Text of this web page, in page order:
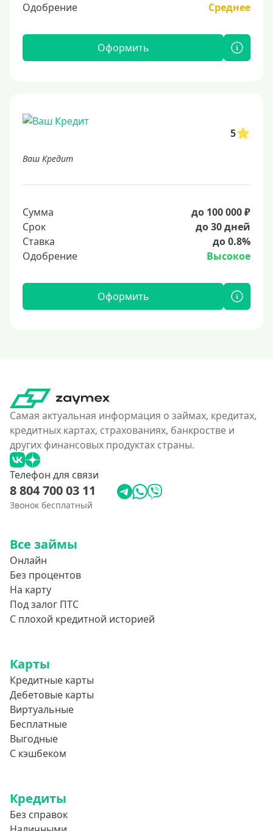
Одобрение
Среднее
Оформить
5
Ваш Кредит
Сумма
до 100 000 ₽
Срок
до 30 дней
Ставка
до 0.8%
Одобрение
Высокое
Оформить
Самая актуальная информация о займах, кредитах,
кредитных картах, страхованиях, банкростве и
других финансовых продуктах страны.
Телефон для связи
8 804 700 03 11
Звонок бесплатный
Все займы
Онлайн
Без процентов
На карту
Под залог ПТС
С плохой кредитной историей
Карты
Кредитные карты
Дебетовые карты
Виртуальные
Бесплатные
Выгодные
С кэшбеком
Кредиты
Без справок